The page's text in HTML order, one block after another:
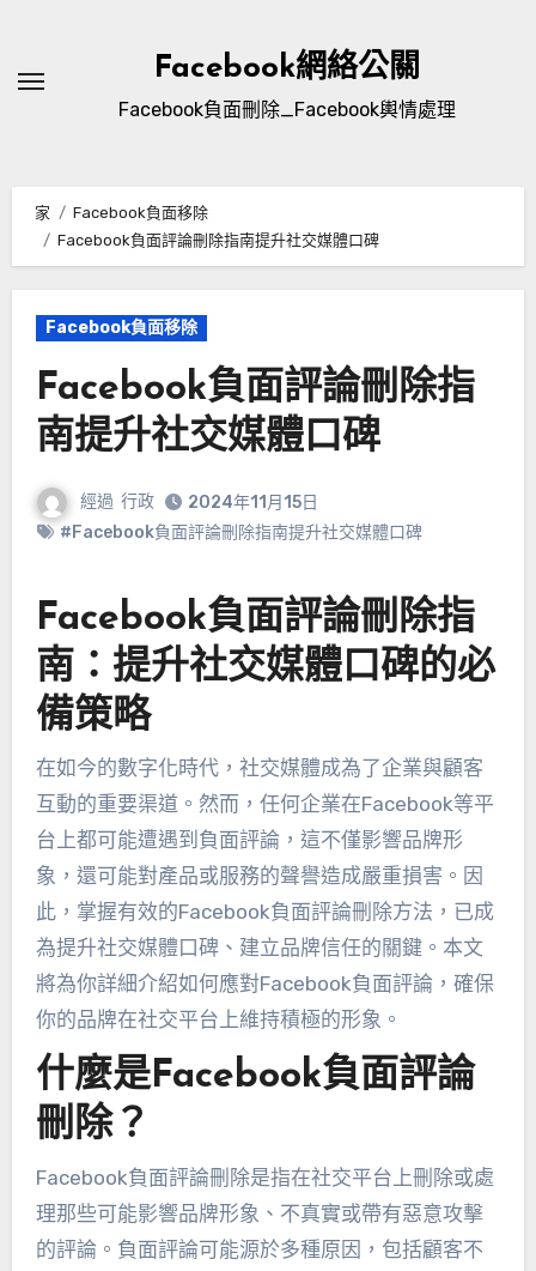
Facebook網絡公關
Facebook負面刪除_Facebook輿情處理
家
Facebook負面移除
Facebook負面評論刪除指南提升社交媒體口碑
Facebook負面移除
Facebook負面評論刪除指
南提升社交媒體口碑
經過 行政
2024年11月15日
#Facebook負面評論刪除指南提升社交媒體口碑
Facebook負面評論刪除指
南：提升社交媒體口碑的必
備策略
在如今的數字化時代，社交媒體成為了企業與顧客
互動的重要渠道。然而，任何企業在Facebook等平
台上都可能遭遇到負面評論，這不僅影響品牌形
象，還可能對產品或服務的聲譽造成嚴重損害。因
此，掌握有效的Facebook負面評論刪除方法，已成
為提升社交媒體口碑、建立品牌信任的關鍵。本文
將為你詳細介紹如何應對Facebook負面評論，確保
你的品牌在社交平台上維持積極的形象。
什麼是Facebook負面評論
刪除？
Facebook負面評論刪除是指在社交平台上刪除或處
理那些可能影響品牌形象、不真實或帶有惡意攻擊
的評論。負面評論可能源於多種原因，包括顧客不